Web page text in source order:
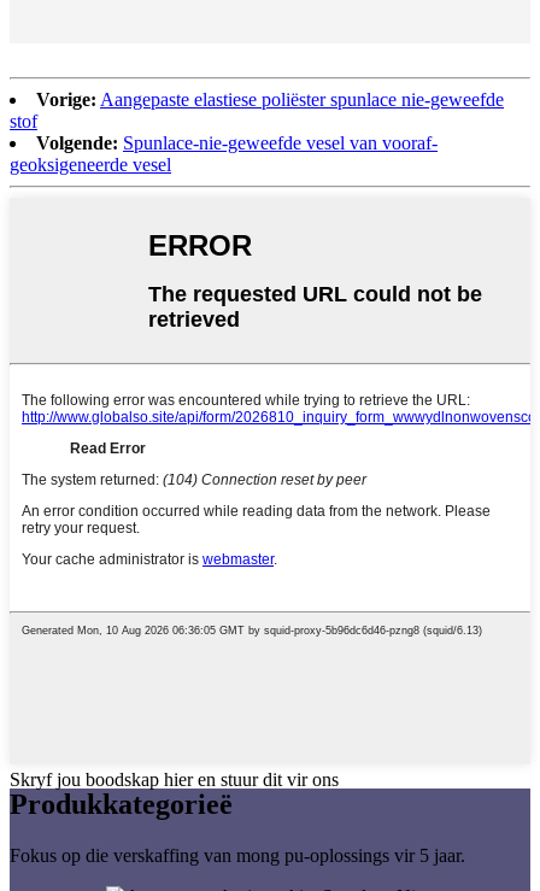
Vorige: Aangepaste elastiese poliëster spunlace nie-geweefde
stof
Volgende: Spunlace-nie-geweefde vesel van vooraf-
geoksigeneerde vesel
Skryf jou boodskap hier en stuur dit vir ons
Produkkategorieë
Fokus op die verskaffing van mong pu-oplossings vir 5 jaar.